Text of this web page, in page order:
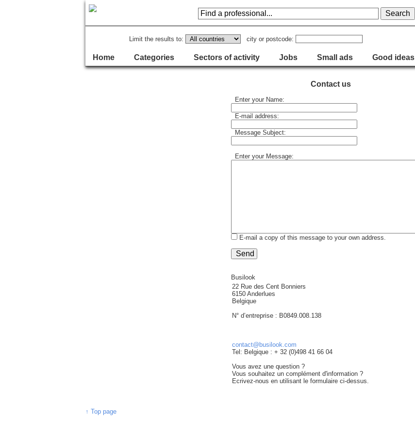
Limit the results to:
city or postcode:
Home Categories Sectors of activity Jobs Small ads Good ideas
Contact us
Enter your Name:
E-mail address:
Message Subject:
Enter your Message:
E-mail a copy of this message to your own address.
Send
Busilook
22 Rue des Cent Bonniers
6150 Anderlues
Belgique
N° d’entreprise : B0849.008.138
contact@busilook.com
Tel: Belgique : + 32 (0)498 41 66 04
Vous avez une question ?
Vous souhaitez un complément d'information ?
Ecrivez-nous en utilisant le formulaire ci-dessus.
↑ Top page